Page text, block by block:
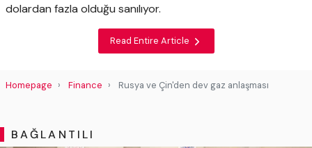
dolardan fazla olduğu sanılıyor.
Read Entire Article
Homepage Finance Rusya ve Çin'den dev gaz anlaşması
BAĞLANTILI